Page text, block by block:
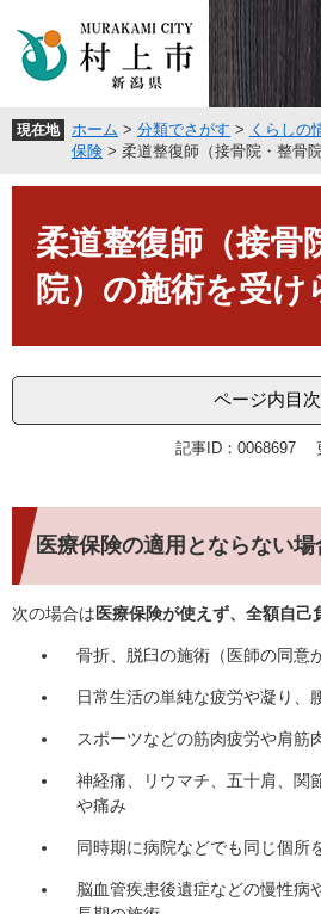
頭
す
飛
し
現在地 ホーム > 分類でさがす > くらしの
保険 > 柔道整復師（接骨院・整骨
柔道整復師（接骨
院）の施術を受け
ページ内目次
記事ID：0068697
医療保険の適用とならない
次の場合は医療保険が使えず、全額自己
骨折、脱臼の施術（医師の同意
日常生活の単純な疲労や凝り、
スポーツなどの筋肉疲労や肩筋
神経痛、リウマチ、五十肩、関
や痛み
同時期に病院などでも同じ個所
脳血管疾患後遺症などの慢性病